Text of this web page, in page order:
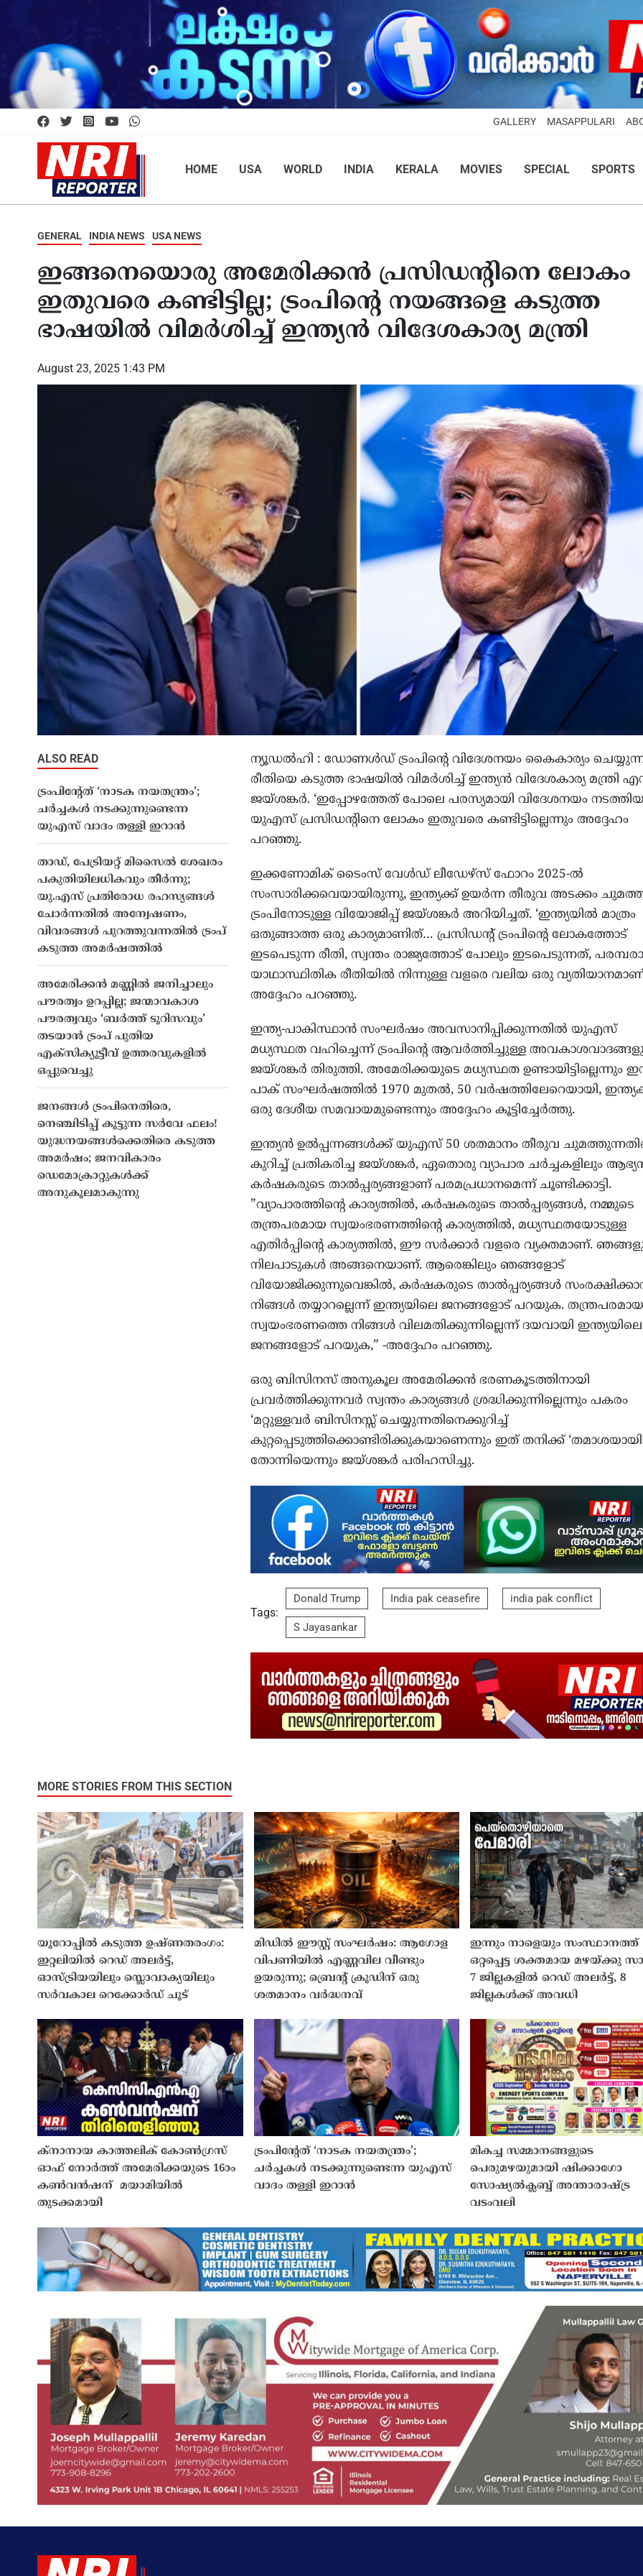
GALLERY MASAPPULARI
HOME USA WORLD INDIA KERALA MOVIES SPECIAL SPORTS
GENERAL INDIA NEWS USA NEWS
ഇങ്ങനെയൊരു അമേരിക്കന്‍ പ്രസിഡന്റിനെ ലോകം
ഇതുവരെ കണ്ടിട്ടില്ല; ട്രംപിന്റെ നയങ്ങളെ കടുത്ത
ഭാഷയില്‍ വിമര്‍ശിച്ച് ഇന്ത്യന്‍ വിദേശകാര്യ മന്ത്രി
August 23, 2025 1:43 PM
ന്യൂഡല്‍ഹി : ഡോണള്‍ഡ് ട്രംപിന്റെ വിദേശനയം കൈകാര്യം
രീതിയെ കടുത്ത ഭാഷയില്‍ വിമര്‍ശിച്ച് ഇന്ത്യന്‍ വിദേശകാര്യ മന്ത്രി
ജയ്ശങ്കര്‍. ‘ഇപ്പോഴത്തേത് പോലെ പരസ്യമായി വിദേശനയം
യുഎസ് പ്രസിഡന്റിനെ ലോകം ഇതുവരെ കണ്ടിട്ടില്ലെന്നും അദ്ദേഹം
പറഞ്ഞു.
ഇക്കണോമിക് ടൈംസ് വേള്‍ഡ് ലീഡേഴ്സ് ഫോറം 2025-ല്‍
സംസാരിക്കവെയായിരുന്നു, ഇന്ത്യക്ക് ഉയര്‍ന്ന തീരുവ അടക്കം
ട്രംപിനോടുള്ള വിയോജിപ്പ് ജയ്ശങ്കര്‍ അറിയിച്ചത്. ‘ഇന്ത്യയില്‍ മാത്രം
ഒതുങ്ങാത്ത ഒരു കാര്യമാണിത്… പ്രസിഡന്റ് ട്രംപിന്റെ ലോകത്തോട്
ഇടപെടുന്ന രീതി, സ്വന്തം രാജ്യത്തോട് പോലും ഇടപെടുന്നത്,
യാഥാസ്ഥിതിക രീതിയില്‍ നിന്നുള്ള വളരെ വലിയ ഒരു
അദ്ദേഹം പറഞ്ഞു.
ഇന്ത്യ-പാകിസ്ഥാന്‍ സംഘര്‍ഷം അവസാനിപ്പിക്കുന്നതില്‍ യുഎസ്
മധ്യസ്ഥത വഹിച്ചെന്ന് ട്രംപിന്റെ ആവര്‍ത്തിച്ചുള്ള
ജയ്ശങ്കര്‍ തിരുത്തി. അമേരിക്കയുടെ മധ്യസ്ഥത ഉണ്ടായിട്ടില്ലെന്നും
പാക് സംഘര്‍ഷത്തില്‍ 1970 മുതല്‍, 50 വര്‍ഷത്തിലേറെയായി,
ഒരു ദേശീയ സമവായമുണ്ടെന്നും അദ്ദേഹം കൂട്ടിച്ചേര്‍ത്തു.
ഇന്ത്യന്‍ ഉല്‍പ്പന്നങ്ങള്‍ക്ക് യുഎസ് 50 ശതമാനം തീരുവ
കുറിച്ച് പ്രതികരിച്ച ജയ്ശങ്കര്‍, ഏതൊരു വ്യാപാര ചര്‍ച്ചകളിലും
കര്‍ഷകരുടെ താല്‍പ്പര്യങ്ങളാണ് പരമപ്രധാനമെന്ന് ചൂണ്ടിക്കാട്ടി.
”വ്യാപാരത്തിന്റെ കാര്യത്തില്‍, കര്‍ഷകരുടെ താല്‍പ്പര്യങ്ങള്‍, നമ്മുടെ
തന്ത്രപരമായ സ്വയംഭരണത്തിന്റെ കാര്യത്തില്‍, മധ്യസ്ഥതയോടുള്ള
എതിര്‍പ്പിന്റെ കാര്യത്തില്‍, ഈ സര്‍ക്കാര്‍ വളരെ വ്യക്തമാണ്.
നിലപാടുകള്‍ അങ്ങനെയാണ്. ആരെങ്കിലും ഞങ്ങളോട്
വിയോജിക്കുന്നുവെങ്കില്‍, കര്‍ഷകരുടെ താല്‍പ്പര്യങ്ങള്‍
നിങ്ങള്‍ തയ്യാറല്ലെന്ന് ഇന്ത്യയിലെ ജനങ്ങളോട് പറയുക. തന്ത്രപരമായ
സ്വയംഭരണത്തെ നിങ്ങള്‍ വിലമതിക്കുന്നില്ലെന്ന് ദയവായി ഇന്ത്യയിലെ
ജനങ്ങളോട് പറയുക,” -അദ്ദേഹം പറഞ്ഞു.
ഒരു ബിസിനസ് അനുകൂല അമേരിക്കന്‍ ഭരണകൂടത്തിനായി
പ്രവര്‍ത്തിക്കുന്നവര്‍ സ്വന്തം കാര്യങ്ങള്‍ ശ്രദ്ധിക്കുന്നില്ലെന്നും പകരം
‘മറ്റുള്ളവര്‍ ബിസിനസ്സ് ചെയ്യുന്നതിനെക്കുറിച്ച്
കുറ്റപ്പെടുത്തിക്കൊണ്ടിരിക്കുകയാണെന്നും ഇത് തനിക്ക്
തോന്നിയെന്നും ജയ്ശങ്കര്‍ പരിഹസിച്ചു.
Tags:
Donald Trump India pak ceasefire india pak conflict
S Jayasankar
ALSO READ
ട്രംപിൻ്റേത് ‘നാടക നയതന്ത്രം’;
ചർച്ചകൾ നടക്കുന്നുണ്ടെന്ന
യുഎസ് വാദം തള്ളി ഇറാൻ
താഡ്, പേട്രിയറ്റ് മിസൈൽ ശേഖരം
പകുതിയിലധികവും തീർന്നു;
യു.എസ് പ്രതിരോധ രഹസ്യങ്ങൾ
ചോർന്നതിൽ അന്വേഷണം,
വിവരങ്ങൾ പുറത്തുവന്നതിൽ ട്രംപ്
കടുത്ത അമർഷത്തിൽ
അമേരിക്കൻ മണ്ണിൽ ജനിച്ചാലും
പൗരത്വം ഉറപ്പില്ല; ജന്മാവകാശ
പൗരത്വവും ‘ബർത്ത് ടൂറിസവും’
തടയാൻ ട്രംപ് പുതിയ
എക്സിക്യൂട്ടീവ് ഉത്തരവുകളിൽ
ഒപ്പുവെച്ചു
ജനങ്ങൾ ട്രംപിനെതിരെ,
നെഞ്ചിടിപ്പ് കൂട്ടുന്ന സർവേ ഫലം!
യുദ്ധനയങ്ങൾക്കെതിരെ കടുത്ത
അമർഷം; ജനവികാരം
ഡെമോക്രാറ്റുകൾക്ക്
അനുകൂലമാകുന്നു
MORE STORIES FROM THIS SECTION
യൂറോപ്പിൽ കടുത്ത ഉഷ്ണതരംഗം:
ഇറ്റലിയിൽ റെഡ് അലർട്ട്,
ഓസ്ട്രിയയിലും സ്ലൊവാക്യയിലും
സർവകാല റെക്കോർഡ് ചൂട്
മിഡിൽ ഈസ്റ്റ് സംഘർഷം: ആഗോള
വിപണിയിൽ എണ്ണവില വീണ്ടും
ഉയരുന്നു; ബ്രെൻ്റ് ക്രൂഡിന് ഒരു
ശതമാനം വർദ്ധനവ്
ഇന്നും നാളെയും സംസ്ഥാനത്ത്
ഒറ്റപ്പെട്ട ശക്തമായ മഴയ്ക്കു
7 ജില്ലകളിൽ റെഡ് അലർട്ട്, 8
ജില്ലകൾക്ക് അവധി
ക്നാനായ കാത്തലിക് കോൺഗ്രസ്
ഓഫ് നോർത്ത് അമേരിക്കയുടെ 16ാം
കൺവൻഷന് മയാമിയിൽ
തുടക്കമായി
ട്രംപിൻ്റേത് ‘നാടക നയതന്ത്രം’;
ചർച്ചകൾ നടക്കുന്നുണ്ടെന്ന യുഎസ്
വാദം തള്ളി ഇറാൻ
മികച്ച സമ്മാനങ്ങളുടെ
പെരുമഴയുമായി ഷിക്കാഗോ
സോഷ്യൽക്ലബ്ബ് അന്താരാഷ്‌ട്ര
വടംവലി
മികച്ച സമ്മാനങ്ങളുടെ
പെരുമഴയുമായി ഷിക്കാഗോ
സോഷ്യൽക്ലബ്ബ് അന്താരാഷ്‌ട്ര
താഡ്, പേട്രിയറ്റ് മിസൈൽ ശേഖരം
പകുതിയിലധികവും തീർന്നു; യു.എസ്
പ്രതിരോധ രഹസ്യങ്ങൾ ചോർന്നതിൽ
അന്വേഷണം, വിവരങ്ങൾ
പുറത്തുവന്നതിൽ ട്രംപ് കടുത്ത
അമർഷത്തിൽ
മിഡിൽ ഈസ്റ്റ്
വിപണിയിൽ എണ്ണവില
ഉയരുന്നു; ബ്രെൻ്റ് ക്രൂഡിന്
ശതമാനം വർദ്ധനവ്